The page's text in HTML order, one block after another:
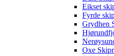
Eikset
Fyrde
Grydhen
Oxe